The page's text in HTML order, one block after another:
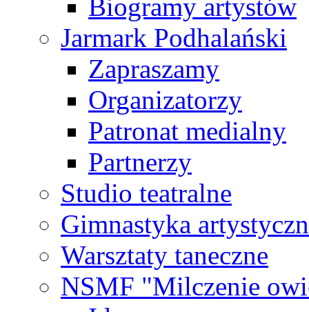
Biogramy artystów
Jarmark Podhalański
Zapraszamy
Organizatorzy
Patronat medialny
Partnerzy
Studio teatralne
Gimnastyka
Warsztaty taneczne
NSMF "Milczenie